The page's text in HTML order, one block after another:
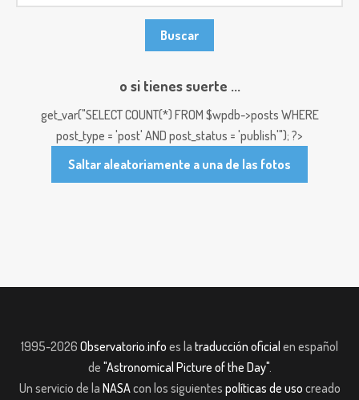
o si tienes suerte ...
get_var("SELECT COUNT(*) FROM $wpdb->posts WHERE
post_type = 'post' AND post_status = 'publish'"); ?>
Saltar aleatoriamente a una de las fotos
1995-2026 Observatorio.info es la traducción oficial en español
de "Astronomical Picture of the Day".
Un servicio de la NASAcon los siguientes políticas de uso creado